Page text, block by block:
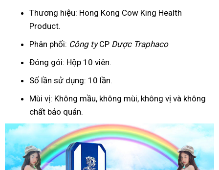
Thương hiệu: Hong Kong Cow King Health
Product.
Phân phối: Công tyCP Dược Traphaco
Đóng gói: Hộp 10 viên.
Số lần sử dụng: 10 lần.
Mùi vị: Không mầu, không mùi, không vị và không
chất bảo quản.